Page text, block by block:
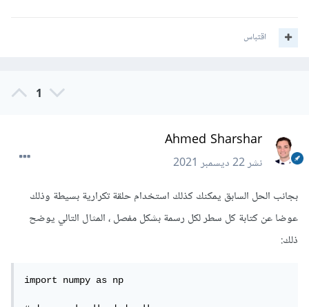
اقتباس
1
Ahmed Sharshar
نشر22 ديسمبر 2021
بجانب الحل السابق يمكنك كذلك استخدام حلقة تكرارية بسيطة وذلك
عوضا عن كتابة كل سطر لكل رسمة بشكل مفصل ، المثال التالي يوضح
ذلك:
import numpy as np